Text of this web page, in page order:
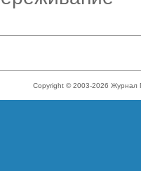
Copyright © 2003-2026 Журнал